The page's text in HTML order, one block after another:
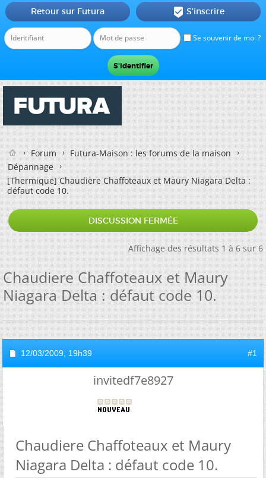
Se souvenir de moi ?
Retour sur Futura  S'inscrire
Forum
Futura-Maison : les forums de la maison
Dépannage
[Thermique]Chaudiere Chaffoteaux et Maury Niagara Delta :
défaut code 10.
DISCUSSION FERMÉE
Affichage des résultats 1 à 6 sur 6
Chaudiere Chaffoteaux et Maury
Niagara Delta : défaut code 10.
12/03/2009, 19h39 #1
invitedf7e8927
Chaudiere Chaffoteaux et Maury
Niagara Delta : défaut code 10.